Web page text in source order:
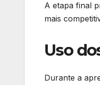
A etapa final
mais
Uso
Durante a